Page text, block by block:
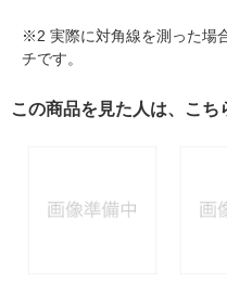
※2 実際に対角線を測った場
チです。
この商品を見た人は、こ